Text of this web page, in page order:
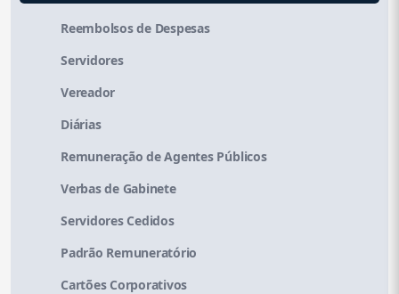
Reembolsos de Despesas
Servidores
Vereador
Diárias
Remuneração de Agentes Públicos
Verbas de Gabinete
Servidores Cedidos
Padrão Remuneratório
Cartões Corporativos